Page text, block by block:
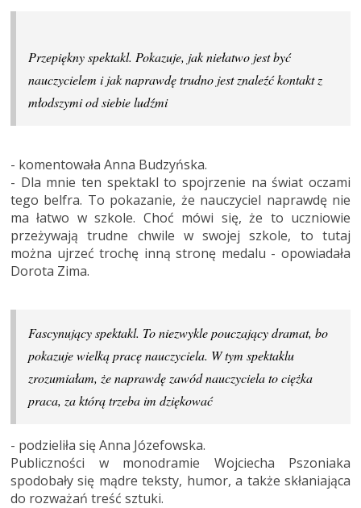
Przepiękny spektakl. Pokazuje, jak niełatwo jest być
nauczycielem i jak naprawdę trudno jest znaleźć kontakt z
młodszymi od siebie ludźmi
- komentowała Anna Budzyńska.
- Dla mnie ten spektakl to spojrzenie na świat oczami
tego belfra. To pokazanie, że nauczyciel naprawdę nie
ma łatwo w szkole. Choć mówi się, że to uczniowie
przeżywają trudne chwile w swojej szkole, to tutaj
można ujrzeć trochę inną stronę medalu - opowiadała
Dorota Zima.
Fascynujący spektakl. To niezwykle pouczający dramat, bo
pokazuje wielką pracę nauczyciela. W tym spektaklu
zrozumiałam, że naprawdę zawód nauczyciela to ciężka
praca, za którą trzeba im dziękować
- podzieliła się Anna Józefowska.
Publiczności w monodramie Wojciecha Pszoniaka
spodobały się mądre teksty, humor, a także skłaniająca
do rozważań treść sztuki.